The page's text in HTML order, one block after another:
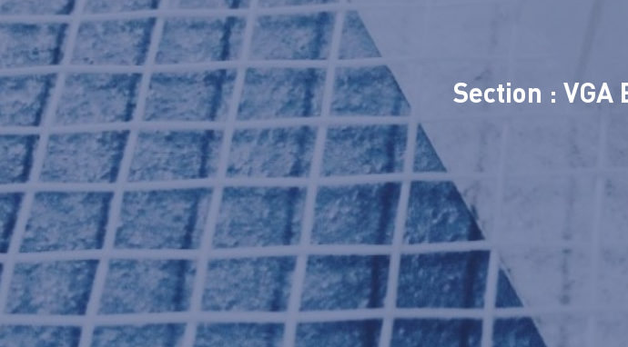
Section : VGA